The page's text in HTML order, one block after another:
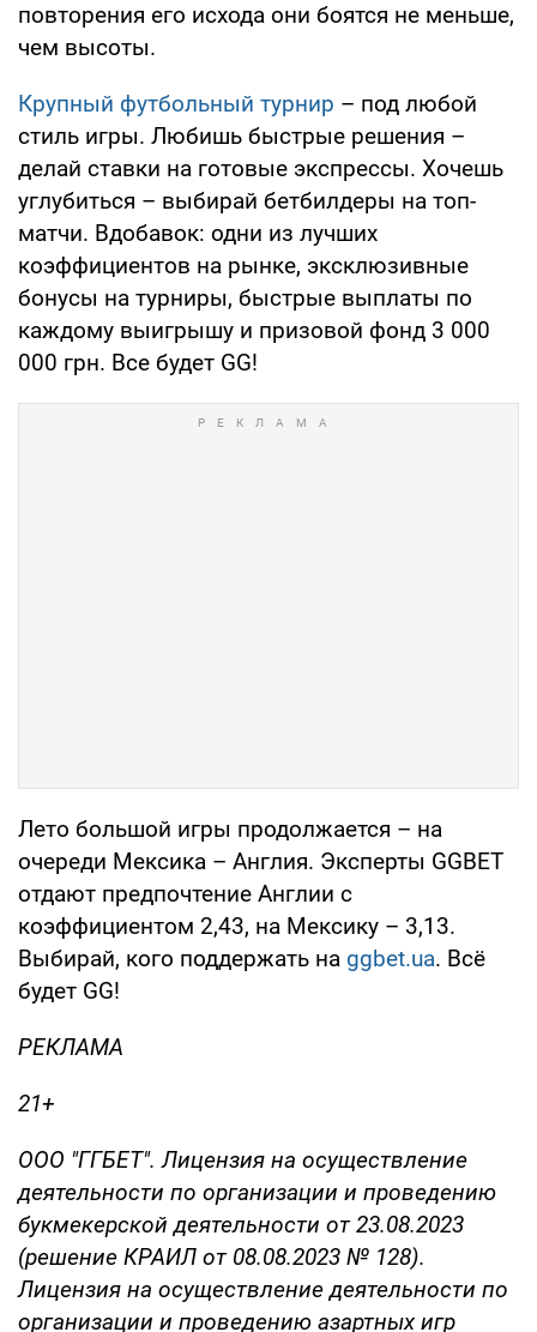
повторения его исхода они боятся не меньше,
чем высоты.
Крупный футбольный турнир – под любой
стиль игры. Любишь быстрые решения –
делай ставки на готовые экспрессы. Хочешь
углубиться – выбирай бетбилдеры на топ-
матчи. Вдобавок: одни из лучших
коэффициентов на рынке, эксклюзивные
бонусы на турниры, быстрые выплаты по
каждому выигрышу и призовой фонд 3 000
000 грн. Все будет GG!
Лето большой игры продолжается – на
очереди Мексика – Англия. Эксперты GGBET
отдают предпочтение Англии с
коэффициентом 2,43, на Мексику – 3,13.
Выбирай, кого поддержать на ggbet.ua. Всё
будет GG!
РЕКЛАМА
21+
ООО "ГГБЕТ". Лицензия на осуществление
деятельности по организации и проведению
букмекерской деятельности от 23.08.2023
(решение КРАИЛ от 08.08.2023 № 128).
Лицензия на осуществление деятельности по
организации и проведению азартных игр